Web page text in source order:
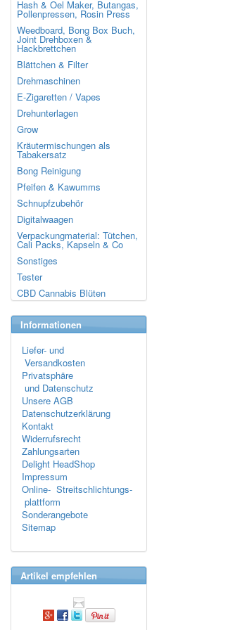
Hash & Oel Maker, Butangas,
Pollenpressen, Rosin Press
Weedboard, Bong Box Buch,
Joint Drehboxen &
Hackbrettchen
Blättchen & Filter
Drehmaschinen
E-Zigaretten / Vapes
Drehunterlagen
Grow
Kräutermischungen als
Tabakersatz
Bong Reinigung
Pfeifen & Kawumms
Schnupfzubehör
Digitalwaagen
Verpackungmaterial: Tütchen,
Cali Packs, Kapseln & Co
Sonstiges
Tester
CBD Cannabis Blüten
Informationen
Liefer- und
Versandkosten
Privatsphäre
und Datenschutz
Unsere AGB
Datenschutzerklärung
Kontakt
Widerrufsrecht
Zahlungsarten
Delight HeadShop
Impressum
Online- Streitschlichtungs-
plattform
Sonderangebote
Sitemap
Artikel empfehlen